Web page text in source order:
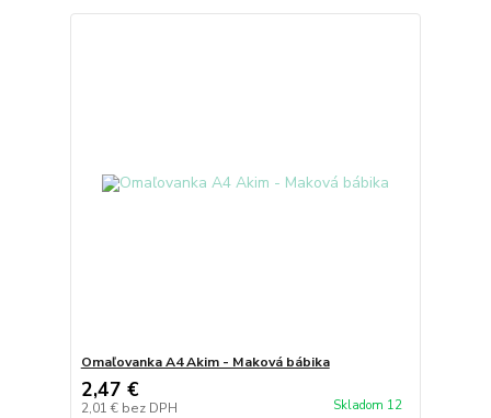
Omaľovanka A4 Akim - Maková bábika
2,47 €
2,01 € bez DPH Skladom 12